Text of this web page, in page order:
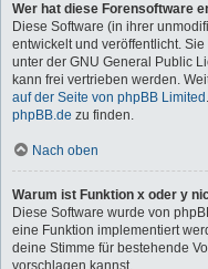
Wer hat diese Forensoftware
Diese Software (in ihrer
entwickelt und veröffentlicht.
unter der GNU General Public
kann frei vertrieben werden.
auf der Seite von phpBB Limited
phpBB.de zu finden.
Nach oben
Warum ist Funktion x oder y
Diese Software wurde von
eine Funktion implementiert
deine Stimme für bestehende
vorschlagen kannst.